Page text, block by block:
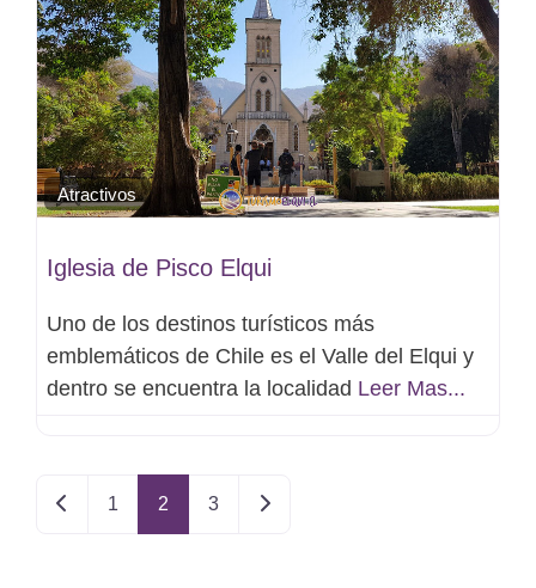
Atractivos
Iglesia de Pisco Elqui
Uno de los destinos turísticos más
emblemáticos de Chile es el Valle del Elqui y
dentro se encuentra la localidad Leer Mas...
Entradas recientes
1 2 3 Entradas anteriores